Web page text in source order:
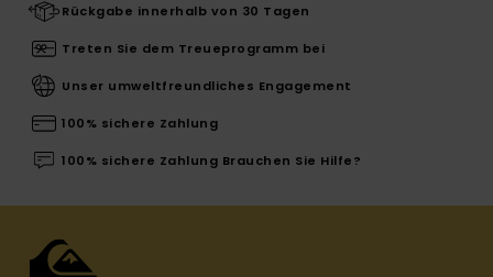
Rückgabe innerhalb von 30 Tagen
Treten Sie dem Treueprogramm bei
Unser umweltfreundliches Engagement
100% sichere Zahlung
100% sichere Zahlung Brauchen Sie Hilfe?